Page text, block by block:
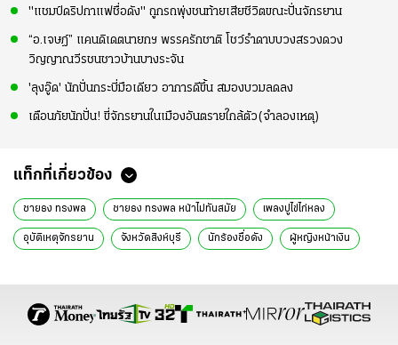
"แชมป์ดริปกาแฟชื่อดัง" ถูกรถพุ่งชนท้ายเสียชีวิตขณะปั่นจักรยาน
“อ.เจษฎ์” แคนดิเดตนายกฯ พรรครักชาติ โชว์รำดาบบวงสรวงดวง
วิญญาณวีรชนชาวบ้านบางระจัน
'ลุงอู๊ด' นักปั่นกระบี่มือเดียว อาการดีขึ้น สมองบวมลดลง
เตือนภัยนักปั่น! ขี่จักรยานในเมืองอันตรายใกล้ตัว(จำลองเหตุ)
แท็กที่เกี่ยวข้อง
ชายธง ทรงพล ชายธง ทรงพล หน้าไม่ทันสมัย เพลงปูไข่ไก่หลง
อุบัติเหตุจักรยาน จังหวัดสิงห์บุรี นักร้องชื่อดัง ผู้หญิงหน้าเงิน